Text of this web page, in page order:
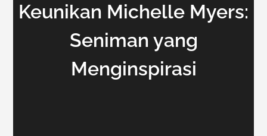
Keunikan Michelle Myers:
Seniman yang
Menginspirasi